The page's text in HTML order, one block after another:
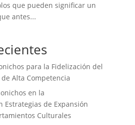
que pueden significar un
antes...
para la Fidelización del
Alta Competencia
en la
Estrategias de Expansión
Culturales